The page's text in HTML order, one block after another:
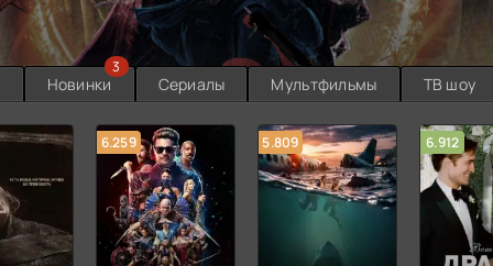
Новинки
3
Сериалы Мультфильмы ТВ шоу
6.259 5.809 6.912